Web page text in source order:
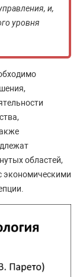
и,
уровня
областей,
экономическими